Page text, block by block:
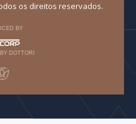
os direitos reservados.
BY
DOTTORI